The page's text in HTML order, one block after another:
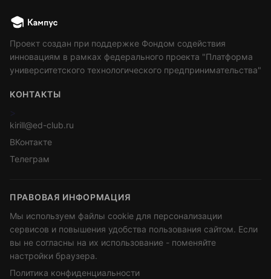
Проект создан при поддержке Фондом содействия
инновациям в рамках федерального проекта "Платформа
университетского технологического предпринимательства"
КОНТАКТЫ
>
kirill@ed-club.ru
ВКонтакте
Телеграм
ПРАВОВАЯ ИНФОРМАЦИЯ
Мы используем файлы cookie для персонализации
сервисов и повышения удобства пользования сайтом. Если
вы не согласны на их использование - поменяйте
настройки браузера.
Политика конфиденциальности